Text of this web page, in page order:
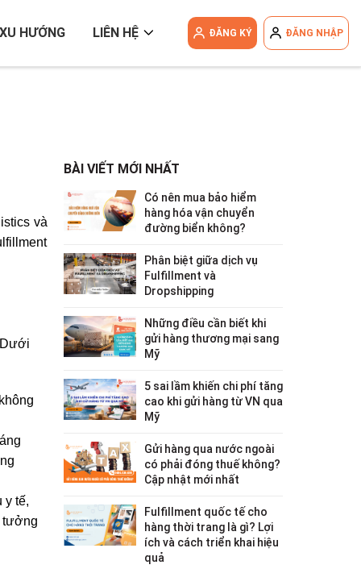
HƯỚNG LIÊN HỆ ĐĂNG KÝ ĐĂNG NHẬP
và
y tế,
tưởng
BÀI VIẾT MỚI NHẤT
Có nên mua bảo hiểm
hàng hóa vận chuyển
đường biển không?
Phân biệt giữa dịch vụ
Fulfillment và
Dropshipping
Những điều cần biết khi
gửi hàng thương mại sang
Mỹ
5 sai lầm khiến chi phí tăng
cao khi gửi hàng từ VN qua
Mỹ
Gửi hàng qua nước ngoài
có phải đóng thuế không?
Cập nhật mới nhất
Fulfillment quốc tế cho
hàng thời trang là gì? Lợi
ích và cách triển khai hiệu
quả